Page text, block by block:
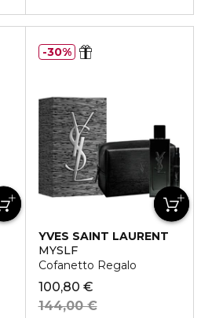
YVES SAINT LAURENT
MYSLF
Cofanetto Regalo
100,80 €
144,00 €
30%